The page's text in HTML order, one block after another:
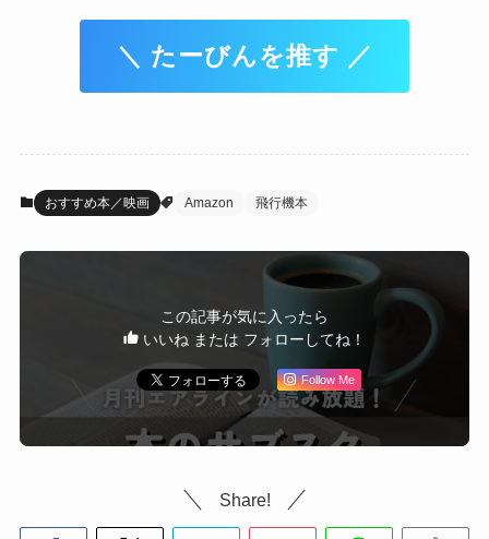
＼ たーびんを推す ／
おすすめ本／映画 Amazon 飛行機本
この記事が気に入ったら
いいね または フォローしてね！
Follow Me
Share!